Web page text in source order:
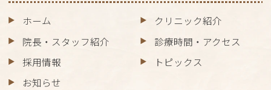
ホーム
クリニック紹介
院長・スタッフ紹介
診療時間・アクセス
採用情報
トピックス
お知らせ